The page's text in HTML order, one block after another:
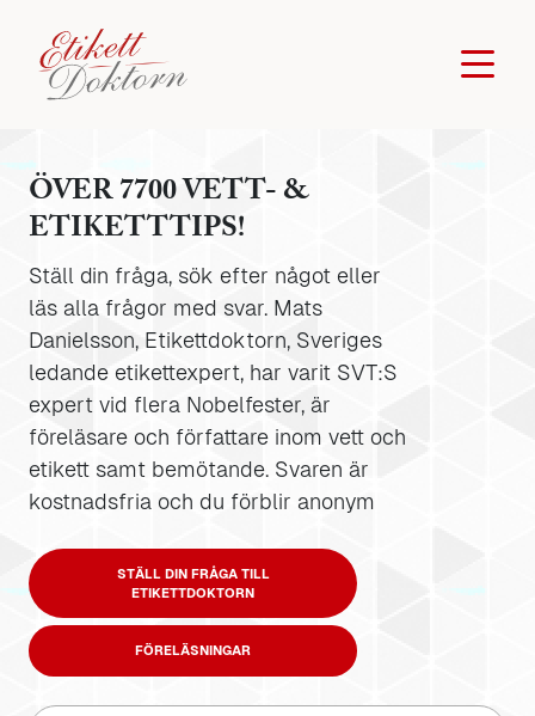
ÖVER 7700 VETT- &
ETIKETTTIPS!
Ställ din fråga, sök efter något eller
läs alla frågor med svar. Mats
Danielsson, Etikettdoktorn, Sveriges
ledande etikettexpert, har varit SVT:S
expert vid flera Nobelfester, är
föreläsare och författare inom vett och
etikett samt bemötande. Svaren är
kostnadsfria och du förblir anonym
STÄLL DIN FRÅGA TILL
ETIKETTDOKTORN
FÖRELÄSNINGAR